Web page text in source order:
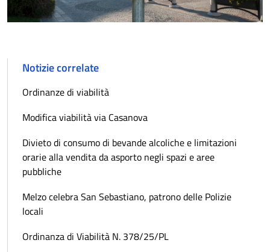
Notizie correlate
Ordinanze di viabilità
Modifica viabilità via Casanova
Divieto di consumo di bevande alcoliche e limitazioni
orarie alla vendita da asporto negli spazi e aree
pubbliche
Melzo celebra San Sebastiano, patrono delle Polizie
locali
Ordinanza di Viabilità N. 378/25/PL